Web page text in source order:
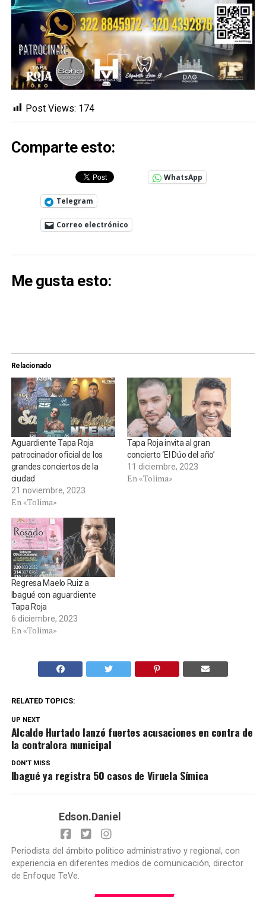
Post Views: 174
Comparte esto:
WhatsApp
Telegram
Correo electrónico
Me gusta esto:
Relacionado
Aguardiente Tapa Roja
patrocinador oficial de los
grandes conciertos de la
ciudad
21 noviembre, 2023
En «Tolima»
Tapa Roja invita al gran
concierto ‘El Dúo del año’
11 diciembre, 2023
En «Tolima»
Regresa Maelo Ruiz a
Ibagué con aguardiente
Tapa Roja
6 diciembre, 2023
En «Tolima»
RELATED TOPICS:
UP NEXT
Alcalde Hurtado lanzó fuertes acusaciones en contra de
la contralora municipal
DON'T MISS
Ibagué ya registra 50 casos de Viruela Símica
Edson.Daniel
Periodista del ámbito político administrativo y regional, con
experiencia en diferentes medios de comunicación, director
de Enfoque TeVe.